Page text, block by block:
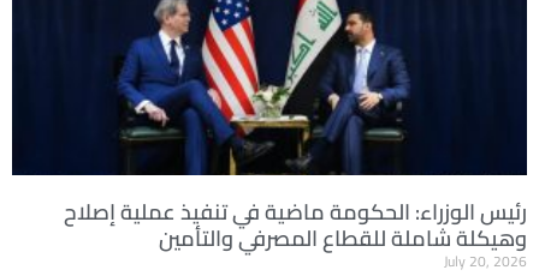
رئيس الوزراء: الحكومة ماضية في تنفيذ عملية إصلاح
وهيكلة شاملة للقطاع المصرفي والتأمين
July 20, 2026